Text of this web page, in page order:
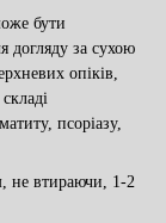
бути
догляду за сухою
опіків,
псоріазу,
не втираючи, 1-2